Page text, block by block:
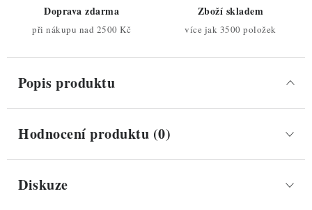
Doprava zdarma
při nákupu nad 2500 Kč
Zboží skladem
více jak 3500 položek
Popis produktu
Hodnocení produktu (0)
Diskuze